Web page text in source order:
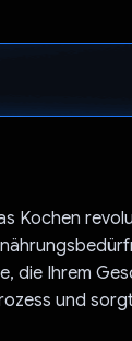
Kochen
die Ihrem
und